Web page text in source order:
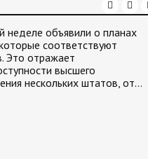
неделе объявили о планах
соответствуют
Это отражает
высшего
нескольких штатов, от…